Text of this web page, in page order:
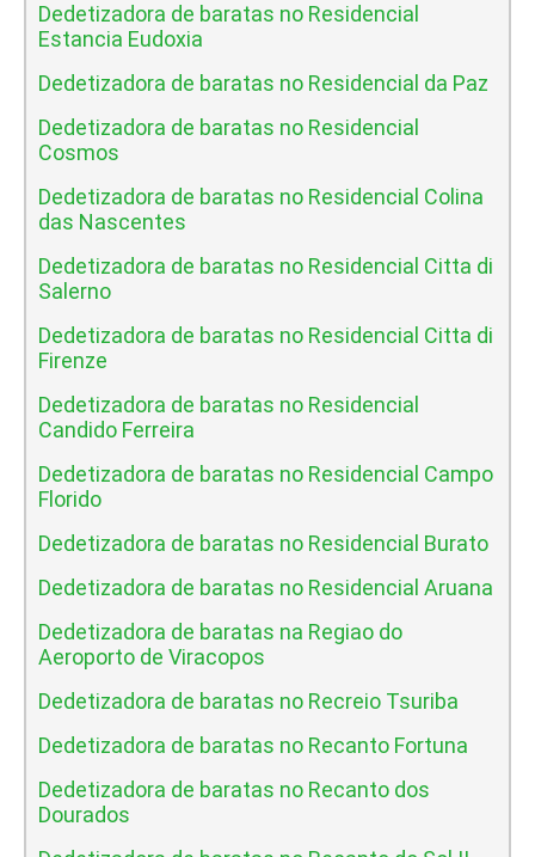
Dedetizadora de baratas no Residencial
Estancia Eudoxia
Dedetizadora de baratas no Residencial da Paz
Dedetizadora de baratas no Residencial
Cosmos
Dedetizadora de baratas no Residencial Colina
das Nascentes
Dedetizadora de baratas no Residencial Citta di
Salerno
Dedetizadora de baratas no Residencial Citta di
Firenze
Dedetizadora de baratas no Residencial
Candido Ferreira
Dedetizadora de baratas no Residencial Campo
Florido
Dedetizadora de baratas no Residencial Burato
Dedetizadora de baratas no Residencial Aruana
Dedetizadora de baratas na Regiao do
Aeroporto de Viracopos
Dedetizadora de baratas no Recreio Tsuriba
Dedetizadora de baratas no Recanto Fortuna
Dedetizadora de baratas no Recanto dos
Dourados